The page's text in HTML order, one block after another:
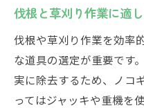
伐根と草刈り作業に適
伐根や草刈り作業を効率
な道具の選定が重要です
実に除去するため、ノコ
ってはジャッキや重機を